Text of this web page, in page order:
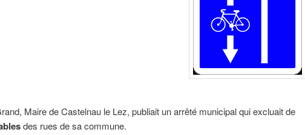
Maire de Castelnau le Lez, publiait un arrêté municipal qui excluait de
des rues de sa commune.